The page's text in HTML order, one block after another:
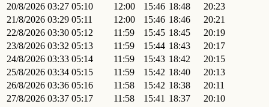
20/8/2026 03:27 05:10 12:00 15:46 18:48
20:23
21/8/2026 03:29 05:11 12:00 15:46 18:46
20:21
22/8/2026 03:30 05:12 11:59 15:45 18:45
20:19
23/8/2026 03:32 05:13 11:59 15:44 18:43
20:17
24/8/2026 03:33 05:14 11:59 15:43 18:42
20:15
25/8/2026 03:34 05:15 11:59 15:42 18:40
20:13
26/8/2026 03:36 05:16 11:58 15:42 18:38
20:11
27/8/2026 03:37 05:17 11:58 15:41 18:37
20:10